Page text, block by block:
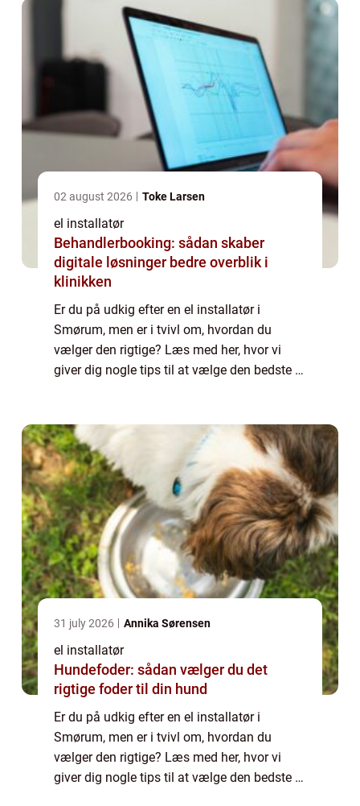
02 august 2026 Toke Larsen
el installatør
Behandlerbooking: sådan skaber
digitale løsninger bedre overblik i
klinikken
Er du på udkig efter en el installatør i
Smørum, men er i tvivl om, hvordan du
vælger den rigtige? Læs med her, hvor vi
giver dig nogle tips til at vælge den bedste el
31 july 2026 Annika Sørensen
el installatør
Hundefoder: sådan vælger du det
rigtige foder til din hund
Er du på udkig efter en el installatør i
Smørum, men er i tvivl om, hvordan du
vælger den rigtige? Læs med her, hvor vi
giver dig nogle tips til at vælge den bedste el